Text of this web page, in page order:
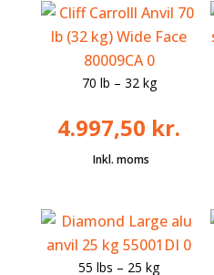
70 lb – 32 kg
4.997,50 kr.
55 lbs – 25 kg